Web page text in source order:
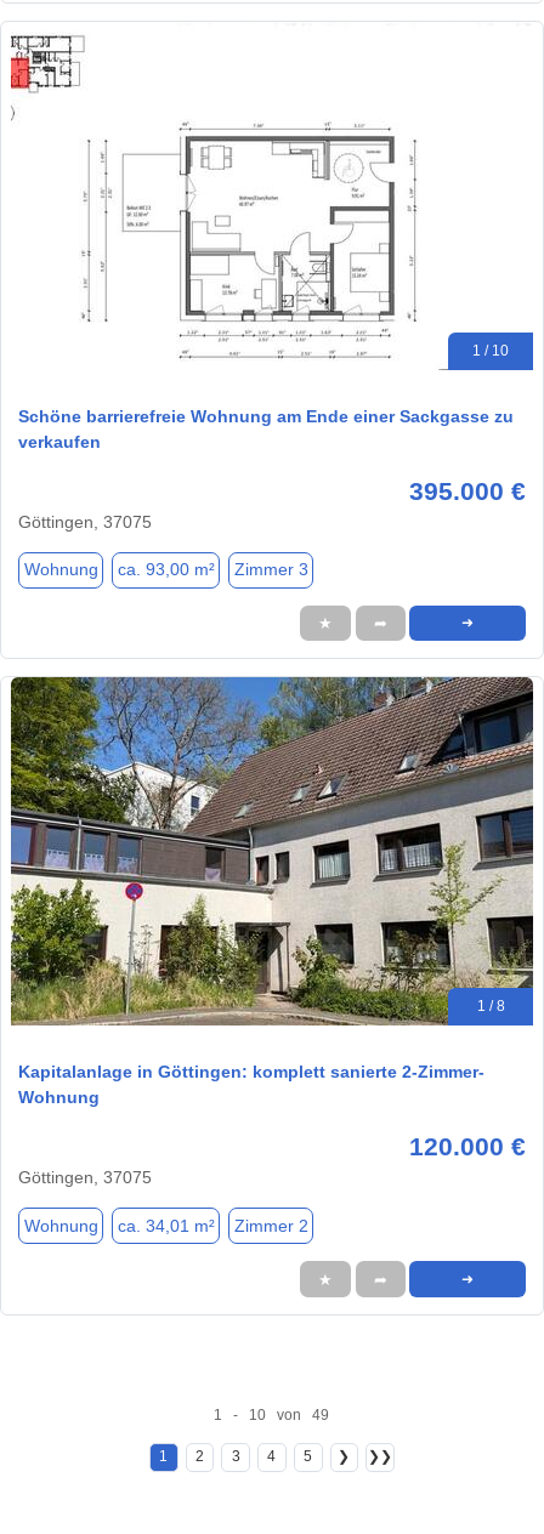
1 / 10
Schöne barrierefreie Wohnung am Ende einer Sackgasse zu
verkaufen
395.000 €
Göttingen, 37075
Wohnung ca. 93,00 m² Zimmer 3
★ ➦ ➜
1 / 8
Kapitalanlage in Göttingen: komplett sanierte 2-Zimmer-
Wohnung
120.000 €
Göttingen, 37075
Wohnung ca. 34,01 m² Zimmer 2
★ ➦ ➜
1 - 10 von 49
1 2 3 4 5 ❯ ❯❯